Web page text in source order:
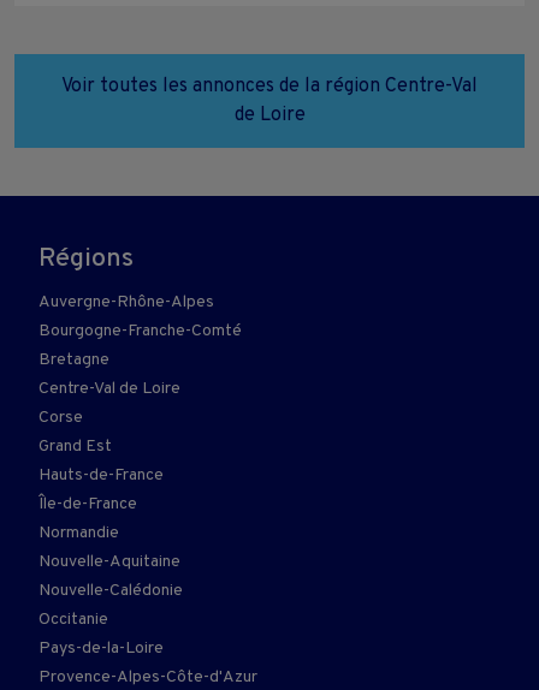
Voir toutes les annonces de la région Centre-Val
de Loire
Régions
Auvergne-Rhône-Alpes
Bourgogne-Franche-Comté
Bretagne
Centre-Val de Loire
Corse
Grand Est
Hauts-de-France
Île-de-France
Normandie
Nouvelle-Aquitaine
Nouvelle-Calédonie
Occitanie
Pays-de-la-Loire
Provence-Alpes-Côte-d'Azur